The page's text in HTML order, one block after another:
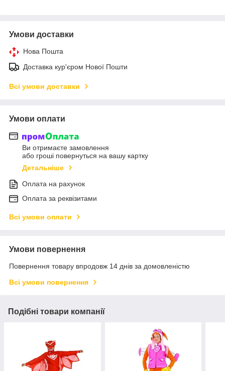
Умови доставки
Нова Пошта
Доставка кур'єром Нової Пошти
Всі умови доставки
Умови оплати
Ви отримаєте замовлення
або гроші повернуться на вашу картку
Детальніше
Оплата на рахунок
Оплата за реквізитами
Всі умови оплати
Умови повернення
Повернення товару впродовж 14 днів за домовленістю
Всі умови повернення
Подібні товари компанії